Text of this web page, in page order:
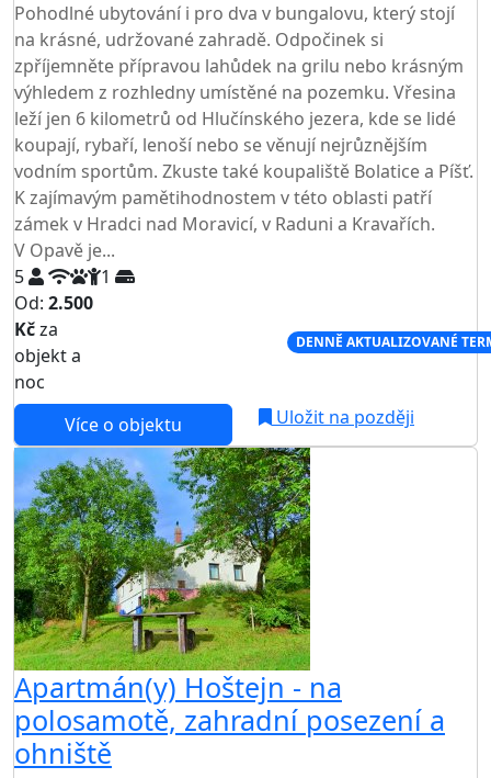
Pohodlné ubytování i pro dva v bungalovu, který stojí
na krásné, udržované zahradě. Odpočinek si
zpříjemněte přípravou lahůdek na grilu nebo krásným
výhledem z rozhledny umístěné na pozemku. Vřesina
leží jen 6 kilometrů od Hlučínského jezera, kde se lidé
koupají, rybaří, lenoší nebo se věnují nejrůznějším
vodním sportům. Zkuste také koupaliště Bolatice a Píšť.
K zajímavým pamětihodnostem v této oblasti patří
zámek v Hradci nad Moravicí, v Raduni a Kravařích.
V Opavě je...
5
1
Od: 2.500
Kčza
objekt a
noc
DENNĚ AKTUALIZOVANÉ
Více o objektu
Uložit na později
Apartmán(y) Hoštejn - na
polosamotě, zahradní posezení a
ohniště